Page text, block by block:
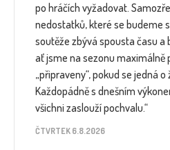
po hráčích vyžadovat.
nedostatků, které se budeme
soutěže zbývá spousta času
ať jsme na sezonu maximálně
„připraveny“, pokud se jedná
Každopádně s dnešním
všichni zaslouží pochvalu.“
ČTVRTEK 6.8.2026